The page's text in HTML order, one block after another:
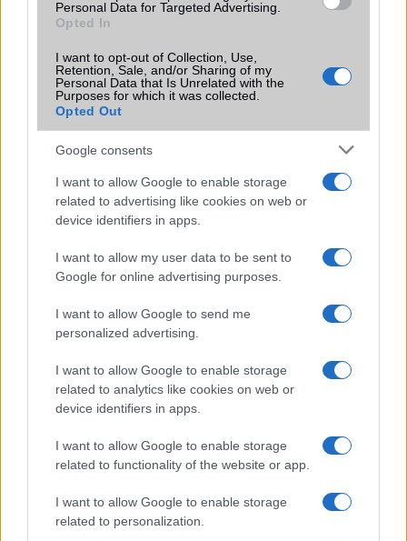
Personal Data for Targeted Advertising.
Opted In
I want to opt-out of Collection, Use,
Retention, Sale, and/or Sharing of my
Personal Data that Is Unrelated with the
Purposes for which it was collected.
Opted Out
Google consents
I want to allow Google to enable storage
related to advertising like cookies on web or
device identifiers in apps.
I want to allow my user data to be sent to
Google for online advertising purposes.
I want to allow Google to send me
personalized advertising.
I want to allow Google to enable storage
related to analytics like cookies on web or
device identifiers in apps.
I want to allow Google to enable storage
related to functionality of the website or app.
I want to allow Google to enable storage
related to personalization.
Az Apple Watch új alvási funkciója egyre több helyen válik
elérhetővé
Apple iPhone SE 3 utód: Megérkezik az új, olcsóbb iPhone?
Sokk az Apple-nél: Az iPhone 16e ára letarolja a piacot –
ez már nem az olcsó iPhone!
Az iPhone 16e drágább és más, mint vártuk – de vajon
Jelentősen nagyobb akkumulátort kaphat az iPhone 18 Pro
Max – új szivárgás érkezett
Új AirPods béta frissítést adott ki az Apple – ezek a
modellek már telepíthetik
kijelzővel és új funkciókkal érkezhet
LEGOLVASOTTABBAK
UI 9 frissítésből – itt a lista az érintett modellekről
iPhone 18 bemutató dátum - ekkor rántja le a leplet az